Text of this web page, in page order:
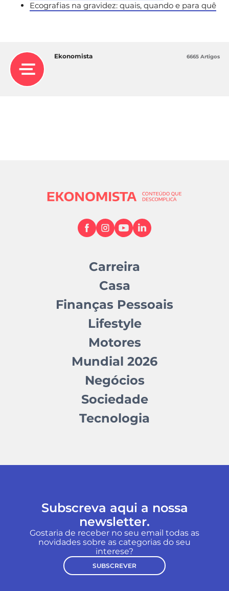
Ecografias na gravidez: quais, quando e para quê
Ekonomista 6665 Artigos
Carreira
Casa
Finanças Pessoais
Lifestyle
Motores
Mundial 2026
Negócios
Sociedade
Tecnologia
Subscreva aqui a nossa
newsletter.
Gostaria de receber no seu email todas as
novidades sobre as categorias do seu
interese?
SUBSCREVER